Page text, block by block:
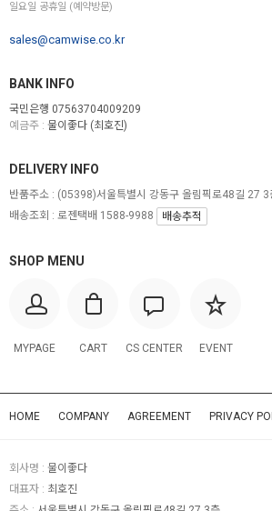
일요일 공휴일 (예약방문)
sales@camwise.co.kr
BANK INFO
국민은행 07563704009209
예금주 : 물이좋다 (최호진)
SHOP MENU
MYPAGE CART CS CENTER EVENT
DELIVERY INFO
반품주소 : (05398)서울특별시 강동구 올림픽로48길 27 3
배송조회 : 로젠택배 1588-9988
배송추적
HOME COMPANY AGREEMENT PRIVACY
회사명 : 물이좋다
대표자 : 최호진